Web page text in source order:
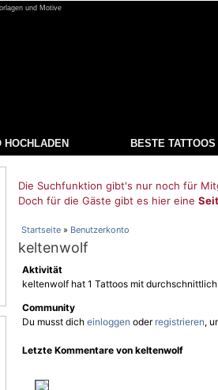
und Motive
HOCHLADEN BESTE TATTOOS
Die Suchfunktion gibt's nur noch für
Doch für die Gäste gibt es hier eine
Startseite » Benutzerkonto
keltenwolf
Aktivität
keltenwolf hat 1 Tattoos mit
Community
Du musst dich einloggen oder registrieren,
Letzte Kommentare von keltenwolf